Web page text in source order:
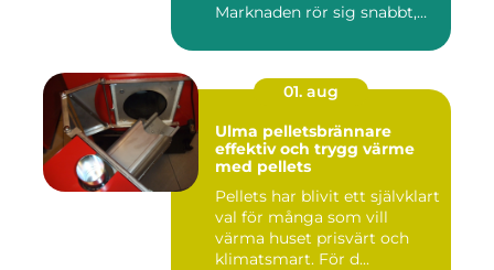
Marknaden rör sig snabbt,
01. aug
Ulma pelletsbrännare
effektiv och trygg värme
med pellets
Pellets har blivit ett självklart
val för många som vill
värma huset prisvärt och
klimatsmart. För d...